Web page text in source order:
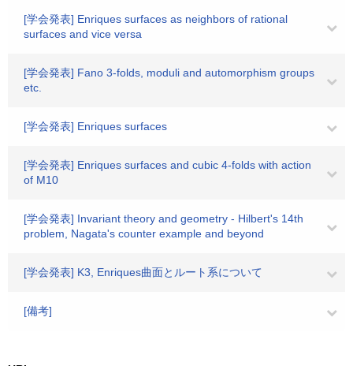
[学会発表] Enriques surfaces as neighbors of rational
surfaces and vice versa
[学会発表] Fano 3-folds, moduli and automorphism groups
etc.
[学会発表] Enriques surfaces
[学会発表] Enriques surfaces and cubic 4-folds with action
of M10
[学会発表] Invariant theory and geometry - Hilbert's 14th
problem, Nagata's counter example and beyond
[学会発表] K3, Enriques曲面とルート系について
[備考]